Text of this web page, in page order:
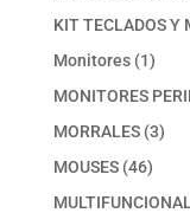
KIT TECLADOS Y
Monitores 11
MONITORES
MORRALES 33
MOUSES 4646